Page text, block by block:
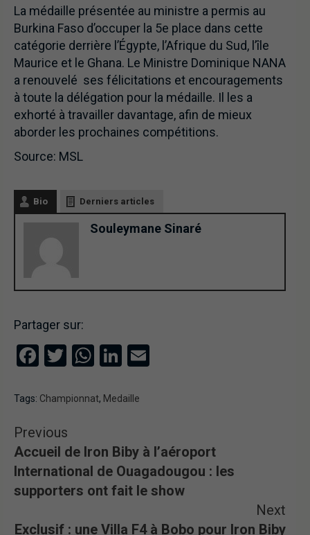
La médaille présentée au ministre a permis au
Burkina Faso d’occuper la 5e place dans cette
catégorie derrière l’Égypte, l’Afrique du Sud, l’île
Maurice et le Ghana. Le Ministre Dominique NANA
a renouvelé ses félicitations et encouragements
à toute la délégation pour la médaille. Il les a
exhorté à travailler davantage, afin de mieux
aborder les prochaines compétitions.
Source: MSL
Bio Derniers articles
Souleymane Sinaré
Partager sur:
Facebook
Twitter
WhatsApp
LinkedIn
Tags: Championnat, Medaille
Previous
Accueil de Iron Biby à l’aéroport
International de Ouagadougou : les
supporters ont fait le show
Next
Exclusif : une Villa F4 à Bobo pour Iron Biby